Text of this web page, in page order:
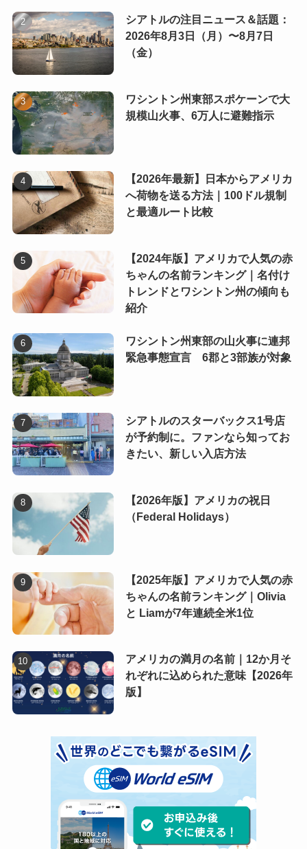
シアトルの注目ニュース＆話題：
2026年8月3日（月）〜8月7日
（金）
ワシントン州東部スポケーンで大
規模山火事、6万人に避難指示
【2026年最新】日本からアメリカ
へ荷物を送る方法｜100ドル規制
と最適ルート比較
【2024年版】アメリカで人気の赤
ちゃんの名前ランキング｜名付け
トレンドとワシントン州の傾向も
紹介
ワシントン州東部の山火事に連邦
緊急事態宣言 6郡と3部族が対象
シアトルのスターバックス1号店
が予約制に。ファンなら知ってお
きたい、新しい入店方法
【2026年版】アメリカの祝日
（Federal Holidays）
【2025年版】アメリカで人気の赤
ちゃんの名前ランキング｜Olivia
と Liamが7年連続全米1位
アメリカの満月の名前｜12か月そ
れぞれに込められた意味【2026年
版】